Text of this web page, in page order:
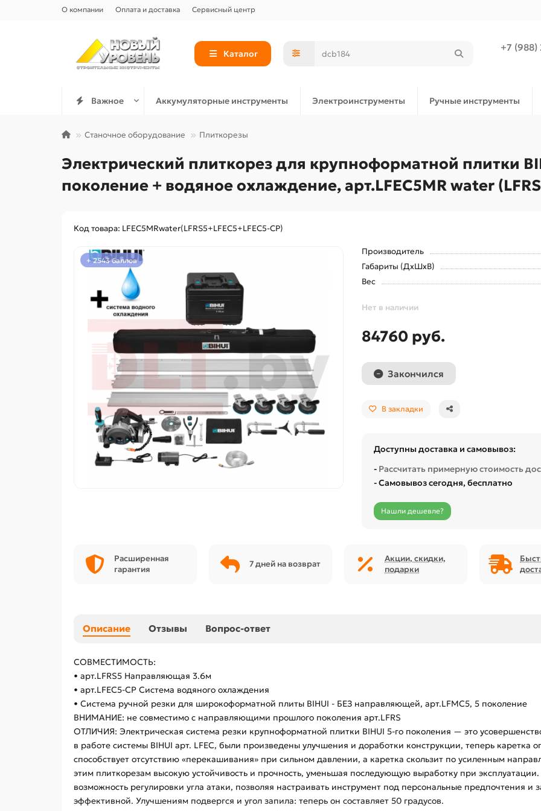
О компании Оплата и доставка Сервисный центр
Каталог
+7 (988)
Важное Аккумуляторные инструменты Электроинструменты Ручные инструменты
Станочное оборудование Плиткорезы
Электрический плиткорез для крупноформатной плитки
поколение + водяное охлаждение, арт.LFEC5MR water
Код товара: LFEC5MRwater(LFRS5+LFEC5+LFEC5-CP)
+ 2543 баллов
Производитель
Габариты (ДхШхВ)
Вес
Нет в наличии
84760 руб.
Закончился
В закладки
Доступны доставка и самовывоз:
- Рассчитать примерную стоимость
- Самовывоз сегодня, бесплатно
Нашли дешевле?
Расширенная
гарантия
7 дней на возврат
Акции, скидки,
подарки
Описание Отзывы Вопрос-ответ
СОВМЕСТИМОСТЬ:
• арт.LFRS5 Направляющая 3.6м
• арт.LFEC5-CP Система водяного охлаждения
• Система ручной резки для широкоформатной плиты BIHUI - БЕЗ направляющей, арт.LFMC5, 5 поколение
ВНИМАНИЕ: не совместимо с направляющими прошлого поколения арт.LFRS
ОТЛИЧИЯ: Электрическая система резки крупноформатной плитки BIHUI 5-го поколения — это
в работе системы BIHUI арт. LFEC, были произведены улучшения и доработки конструкции, теперь каретка
способствует отсутствию «перекашивания» при сильном давлении, а каретка скользит по усиленным
этим плиткорезам высокую устойчивость и прочность, уменьшая последующую выработку при
возможность регулировки угла атаки, позволяя настраивать инструмент под персональные предпочтения и
эффективной. Улучшениям подвергся и угол запила: теперь он составляет 50 градусов.